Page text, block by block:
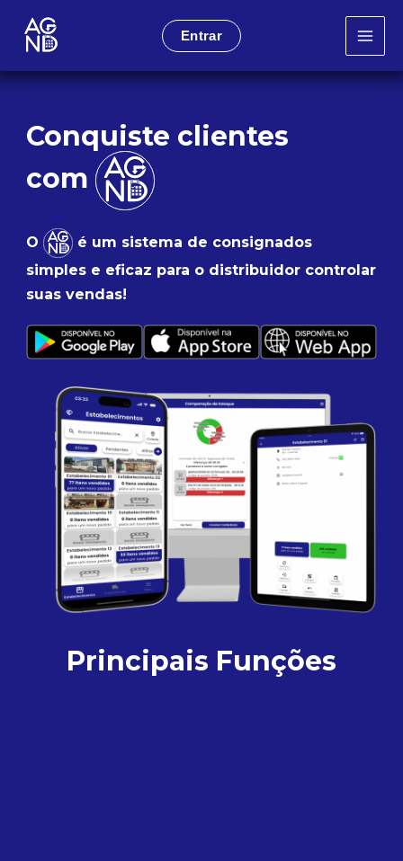
Entrar
Main
Conquiste clientes
com
O
é um sistema de consignados
simples e eficaz para o distribuidor controlar
suas vendas!
Principais Funções